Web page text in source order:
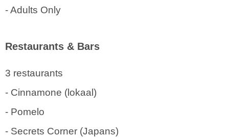
- Adults Only
Restaurants & Bars
3 restaurants
- Cinnamone (lokaal)
- Pomelo
- Secrets Corner (Japans)